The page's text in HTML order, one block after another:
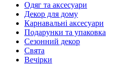
Oдяг та аксесуари
Декор для дому
Карнавальні аксесуари
Подарунки та упаковка
Сезонний декор
Свята
Вечірки